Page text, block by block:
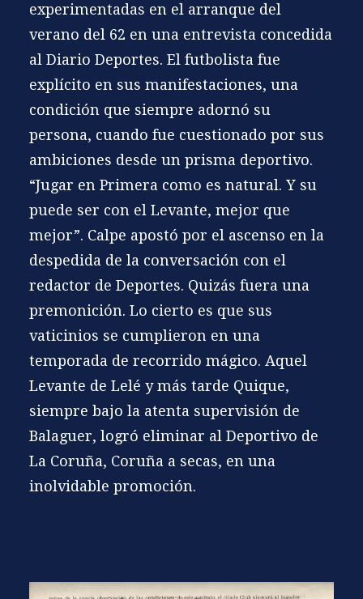
experimentadas en el arranque del
verano del 62 en una entrevista concedida
al Diario Deportes. El futbolista fue
explícito en sus manifestaciones, una
condición que siempre adornó su
persona, cuando fue cuestionado por sus
ambiciones desde un prisma deportivo.
“Jugar en Primera como es natural. Y su
puede ser con el Levante, mejor que
mejor”. Calpe apostó por el ascenso en la
despedida de la conversación con el
redactor de Deportes. Quizás fuera una
premonición. Lo cierto es que sus
vaticinios se cumplieron en una
temporada de recorrido mágico. Aquel
Levante de Lelé y más tarde Quique,
siempre bajo la atenta supervisión de
Balaguer, logró eliminar al Deportivo de
La Coruña, Coruña a secas, en una
inolvidable promoción.